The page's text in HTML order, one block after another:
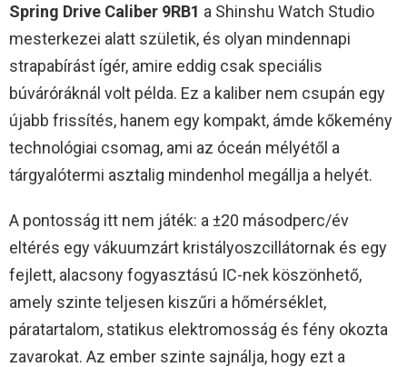
Spring Drive Caliber 9RB1 a Shinshu Watch Studio
mesterkezei alatt születik, és olyan mindennapi
strapabírást ígér, amire eddig csak speciális
búváróráknál volt példa. Ez a kaliber nem csupán egy
újabb frissítés, hanem egy kompakt, ámde kőkemény
technológiai csomag, ami az óceán mélyétől a
tárgyalótermi asztalig mindenhol megállja a helyét.
A pontosság itt nem játék: a ±20 másodperc/év
eltérés egy vákuumzárt kristályoszcillátornak és egy
fejlett, alacsony fogyasztású IC-nek köszönhető,
amely szinte teljesen kiszűri a hőmérséklet,
páratartalom, statikus elektromosság és fény okozta
zavarokat. Az ember szinte sajnálja, hogy ezt a